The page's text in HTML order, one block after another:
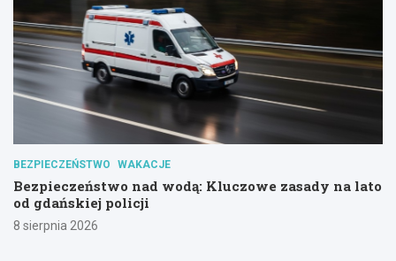
BEZPIECZEŃSTWO WAKACJE
Bezpieczeństwo nad wodą: Kluczowe zasady na lato
od gdańskiej policji
8 sierpnia 2026